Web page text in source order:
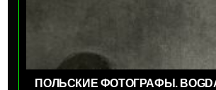
ПОЛЬСКИЕ ФОТОГРАФЫ.